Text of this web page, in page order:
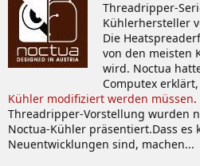
Threadripper-
Kühlerhersteller
Die
von den meisten
wird. Noctua
Computex erklärt,
Kühler modifiziert werden müssen
Threadripper-Vorstellung wurden
Noctua-Kühler präsentiert.Dass es
Neuentwicklungen sind, machen...